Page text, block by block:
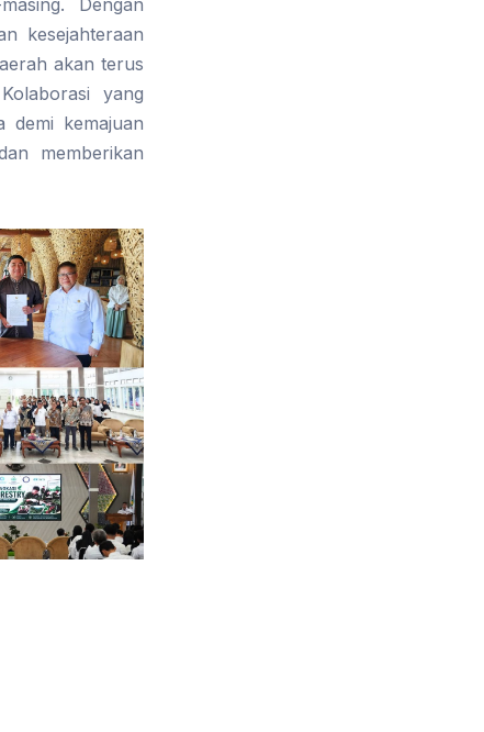
Dengan
kesejahteraan
akan terus
yang
demi kemajuan
memberikan